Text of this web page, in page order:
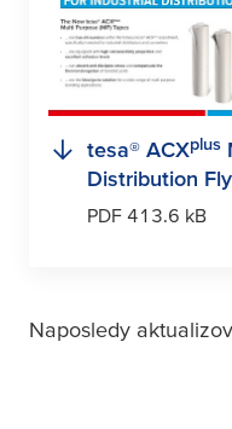
tesa® ACXplus
Distribution
PDF 413.6 kB
Naposledy